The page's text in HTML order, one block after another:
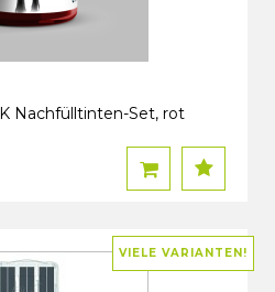
Nachfülltinten-Set, rot
VIELE VARIANTEN!